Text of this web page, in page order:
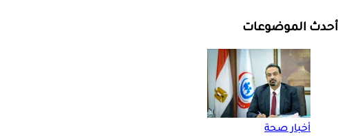
أحدث الموضوعات
أخبار صحة